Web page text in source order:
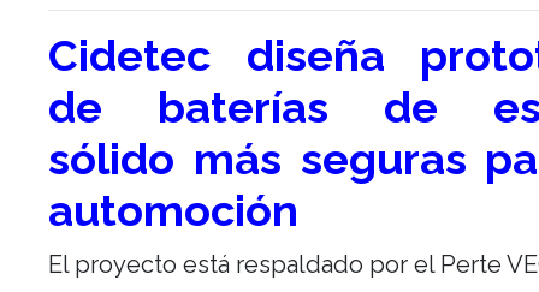
Cidetec diseña
de baterías de
sólido más seguras
automoción
El proyecto está respaldado por el Perte